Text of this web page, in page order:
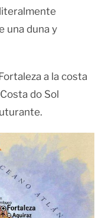
una duna y
a la costa
do Sol